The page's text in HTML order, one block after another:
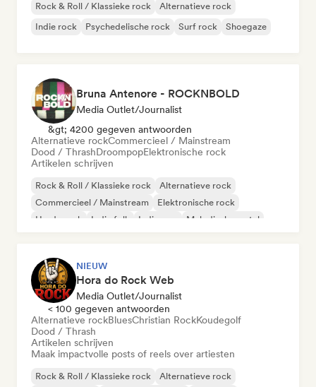
Rock & Roll / Klassieke rock
Alternatieve rock
Indie rock
Psychedelische rock Surf rock Shoegaze
Bruna Antenore - ROCKNBOLD
Media Outlet/Journalist
&gt; 4200 gegeven antwoorden
Alternatieve rockCommercieel / Mainstream
Dood / ThrashDroompopElektronische rock
Artikelen schrijven
Rock & Roll / Klassieke rock
Alternatieve rock
Commercieel / Mainstream
Elektronische rock
Harde rock
Indie folk Indie pop Melodische metal
NIEUW
Hora do Rock Web
Media Outlet/Journalist
< 100 gegeven antwoorden
Alternatieve rockBluesChristian RockKoudegolf
Dood / Thrash
Artikelen schrijven
Maak impactvolle posts of reels over artiesten
Rock & Roll / Klassieke rock
Alternatieve rock